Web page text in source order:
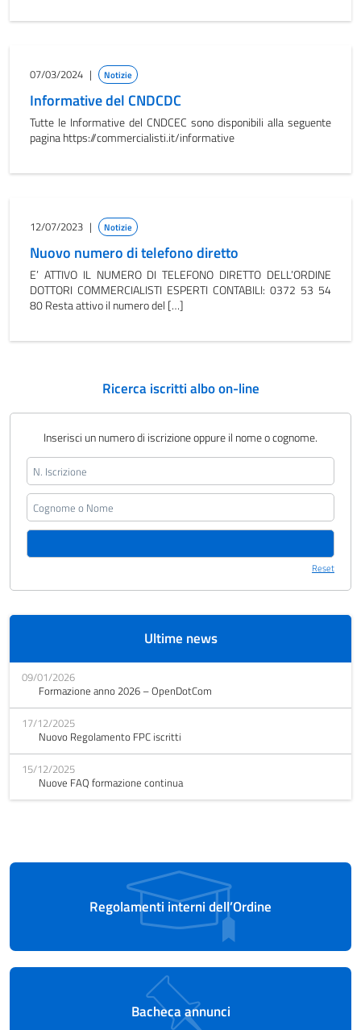
07/03/2024 | Notizie
Informative del CNDCDC
Tutte le Informative del CNDCEC sono disponibili alla seguente
pagina https://commercialisti.it/informative
12/07/2023 | Notizie
Nuovo numero di telefono diretto
E’ ATTIVO IL NUMERO DI TELEFONO DIRETTO DELL’ORDINE
DOTTORI COMMERCIALISTI ESPERTI CONTABILI: 0372 53 54
80 Resta attivo il numero del […]
Ricerca iscritti albo on-line
Inserisci un numero di iscrizione oppure il nome o cognome.
Reset
Ultime news
09/01/2026
Formazione anno 2026 – OpenDotCom
17/12/2025
Nuovo Regolamento FPC iscritti
15/12/2025
Nuove FAQ formazione continua
Regolamenti interni dell’Ordine
Bacheca annunci